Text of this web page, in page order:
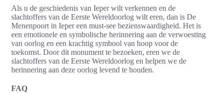
Als u de geschiedenis van Ieper wilt verkennen en de
slachtoffers van de Eerste Wereldoorlog wilt eren, dan is De
Menenpoort in Ieper een must-see bezienswaardigheid. Het is
een emotionele en symbolische herinnering aan de verwoesting
van oorlog en een krachtig symbool van hoop voor de
toekomst. Door dit monument te bezoeken, eren we de
slachtoffers van de Eerste Wereldoorlog en helpen we de
herinnering aan deze oorlog levend te houden.
FAQ